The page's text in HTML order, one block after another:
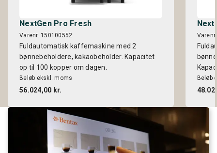
NextGen Pro Fresh
Varenr. 150100552
Fuldautomatisk kaffemaskine med 2
bønnebeholdere, kakaobeholder. Kapacitet
op til 100 kopper om dagen.
Beløb ekskl. moms
56.024,00 kr.
Beløb